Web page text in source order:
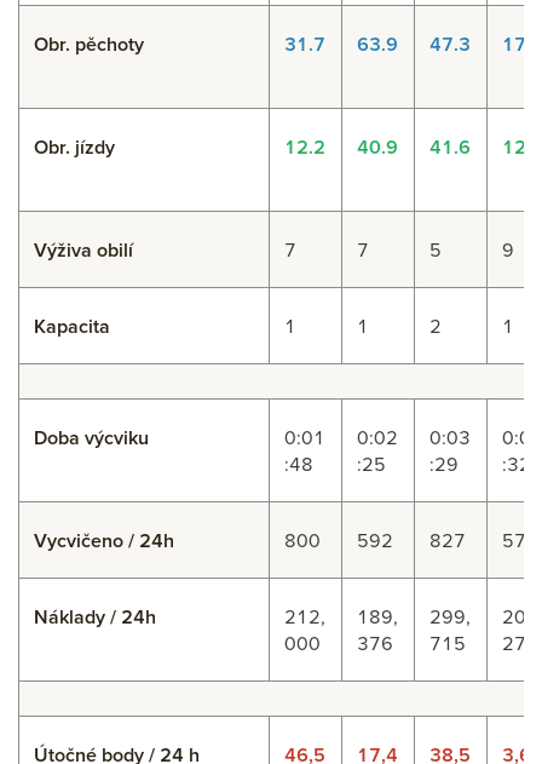
Obr. pěchoty 31.7 63.9 47.3 17.9
Obr. jízdy 12.2 40.9 41.6 12.2
Výživa obilí 7 7 5 9
Kapacita 1 1 2 1
Doba výcviku
0:01
:48
0:02
:25
0:03
:29
0:02
:32
Vycvičeno / 24h 800 592 827 572
Náklady / 24h
212,
000
189,
376
299,
715
200,
270
Útočné body / 24 h
46,5
17,4
38,5
3,67